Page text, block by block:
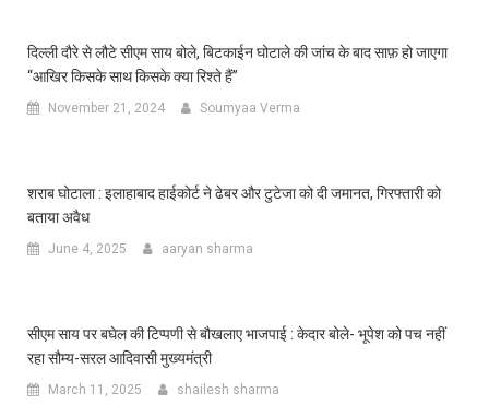
दिल्ली दौरे से लौटे सीएम साय बोले, बिटकाईन घोटाले की जांच के बाद साफ़ हो जाएगा
“आखिर किसके साथ किसके क्या रिश्ते हैं”
November 21, 2024 Soumyaa Verma
शराब घोटाला : इलाहाबाद हाईकोर्ट ने ढेबर और टुटेजा को दी जमानत, गिरफ्तारी को
बताया अवैध
June 4, 2025 aaryan sharma
सीएम साय पर बघेल की टिप्पणी से बौखलाए भाजपाई : केदार बोले- भूपेश को पच नहीं
रहा सौम्य-सरल आदिवासी मुख्यमंत्री
March 11, 2025 shailesh sharma